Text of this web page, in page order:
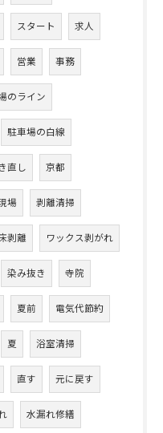
スタート 求人
営業 事務
のライン
駐車場の白線
直し 京都
場 剥離清掃
剥離 ワックス剥がれ
染み抜き 寺院
夏前 電気代節約
夏 浴室清掃
直す 元に戻す
水漏れ修繕